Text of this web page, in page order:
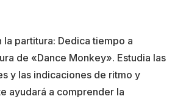
la partitura: Dedica tiempo a
de «Dance Monkey». Estudia las
y las indicaciones de ritmo y
ayudará a comprender la